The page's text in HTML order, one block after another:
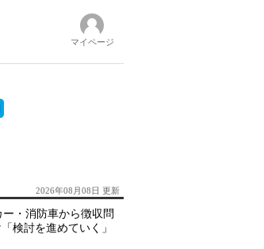
マイページ
2026年08月08日 更新
・消防車から徴収問
検討を進めていく」